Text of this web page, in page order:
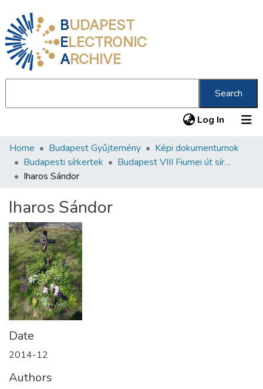
BUDAPEST
ELECTRONIC
ARCHIVE
Search
Log In (current)
Communities & Collections
All of DSpace
About us
Home Budapest Gyűjtemény
Képi dokumentumok
Budapesti sírkertek
Budapest VIII Fiumei út sírkert 2. rész
Iharos Sándor
Iharos Sándor
Date
2014-12
Authors